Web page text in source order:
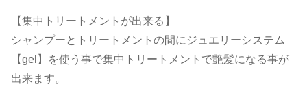
【集中トリートメントが出来る】
シャンプーとトリートメントの間にジュエリーシステム
【gel】を使う事で集中トリートメントで艶髪になる事が
出来ます。